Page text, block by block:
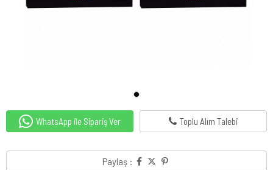
WhatsApp ile Sipariş Ver Toplu Alım Talebi
Paylaş :